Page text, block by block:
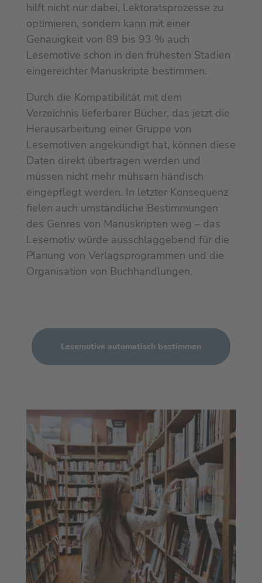
hilft nicht nur dabei, Lektoratsprozesse zu
optimieren, sondern kann mit einer
Genauigkeit von 89 bis 93 % auch
Lesemotive schon in den frühesten Stadien
eingereichter Manuskripte bestimmen.
Durch die Kompatibilität mit dem
Verzeichnis lieferbarer Bücher, das jetzt die
Herausarbeitung einer Gruppe von
Lesemotiven angekündigt hat, können diese
Daten direkt übertragen werden und
müssen nicht mehr mühsam händisch
eingepflegt werden. In letzter Konsequenz
fielen auch umständliche Bestimmungen
des Genres von Manuskripten weg – das
Lesemotiv würde ausschlaggebend für die
Planung von Verlagsprogrammen und die
Organisation von Buchhandlungen.
Lesemotive automatisch bestimmen